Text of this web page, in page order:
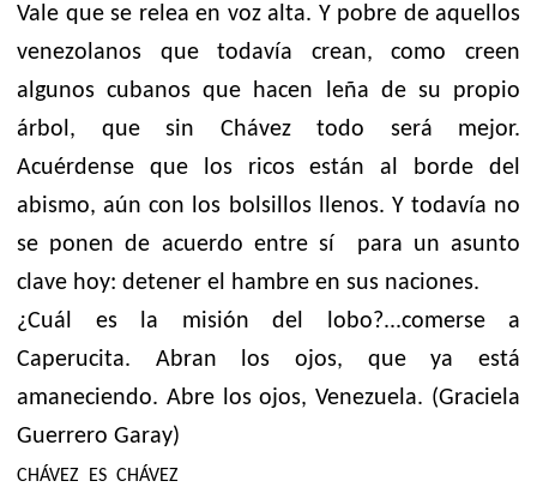
Vale que se relea en voz alta. Y pobre de aquellos
venezolanos que todavía crean, como creen
algunos cubanos que hacen leña de su propio
árbol, que sin Chávez todo será mejor.
Acuérdense que los ricos están al borde del
abismo, aún con los bolsillos llenos. Y todavía no
se ponen de acuerdo entre sí
para un asunto
clave hoy: detener el hambre en sus naciones.
¿Cuál es la misión del lobo?...comerse a
Caperucita. Abran los ojos, que ya está
amaneciendo. Abre los ojos, Venezuela. (Graciela
Guerrero Garay)
CHÁVEZ ES CHÁVEZ